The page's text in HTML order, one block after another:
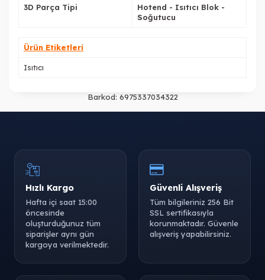
3D Parça Tipi
Hotend - Isıtıcı Blok -
Soğutucu
Ürün Etiketleri
Isıtıcı
Barkod: 6975337034322
Hızlı Kargo
Hafta içi saat 15:00
öncesinde
oluşturduğunuz tüm
siparişler aynı gün
kargoya verilmektedir.
Güvenli Alışveriş
Tüm bilgileriniz 256 Bit
SSL sertifikasıyla
korunmaktadır. Güvenle
alışveriş yapabilirsiniz.